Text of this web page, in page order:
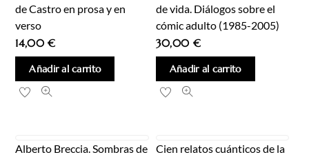
de Castro en prosa y en
verso
14,00€
Añadir al carrito
de vida. Diálogos sobre el
cómic adulto (1985-2005)
30,00 €
Añadir al carrito
Alberto Breccia. Sombras de
Cien relatos cuánticos de la